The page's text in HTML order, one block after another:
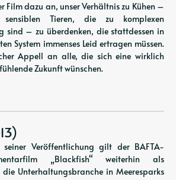
Film dazu an, unser Verhältnis zu Kühen –
sensiblen Tieren, die zu komplexen
sind – zu überdenken, die stattdessen in
System immenses Leid ertragen müssen.
Appell an alle, die sich eine wirklich
Zukunft wünschen.
seiner Veröffentlichung gilt der BAFTA-
„Blackfish“ weiterhin als
Unterhaltungsbranche in Meeresparks